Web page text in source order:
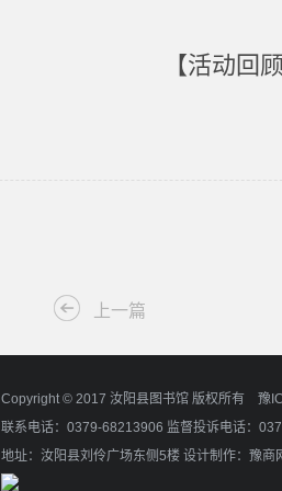
【活动回
上一篇
Copyright © 2017 汝阳县图书馆 版权所有 豫
联系电话：0379-68213906 监督投诉电话：
地址：汝阳县刘伶广场东侧5楼 设计制作： 豫商